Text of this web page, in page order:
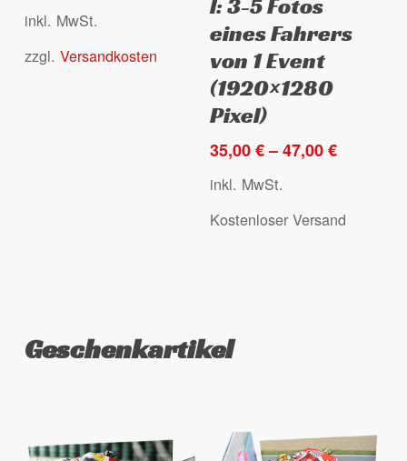
Varianten
auf.
inkl. MwSt.
zzgl. Versandkosten
mehrere
Varianten
auf.
Die
Optionen
auf
der
Produktseite
l: 3-5 Fotos
eines Fahrers
von 1 Event
(1920×1280
Pixel)
35,00€–47,00€
inkl. MwSt.
Kostenloser Versand
Geschenkartikel